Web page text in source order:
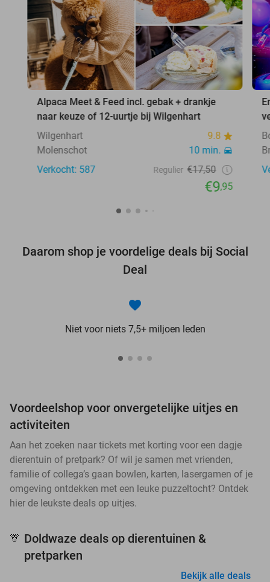
Alpaca Meet & Feed incl. gebak + drankje
naar keuze of 12-uurtje bij Wilgenhart
Wilgenhart
9.8
Molenschot
10 min.
Verkocht: 587
Regulier €17,50
€9,95
Daarom shop je voordelige deals bij Social
Deal
Niet voor niets 7,5+ miljoen leden
Voordeelshop voor onvergetelijke uitjes en
activiteiten
Aan het zoeken naar tickets met korting voor een dagje
dierentuin of pretpark? Of wil je samen met vrienden,
familie of collega’s gaan bowlen, karten, lasergamen of je
omgeving ontdekken met een leuke puzzeltocht? Ontdek
hier de leukste deals op uitjes.
🦒 Doldwaze deals op dierentuinen &
pretparken
Bekijk alle deals